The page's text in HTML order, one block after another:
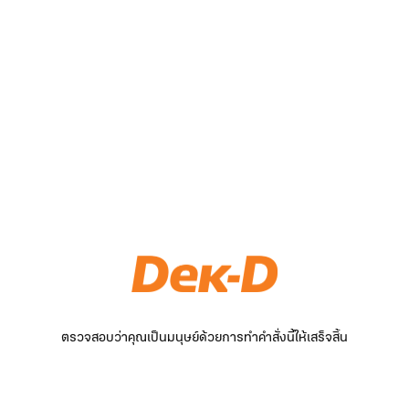
ตรวจสอบว่าคุณเป็นมนุษย์ด้วยการทำคำสั่งนี้ให้เสร็จสิ้น